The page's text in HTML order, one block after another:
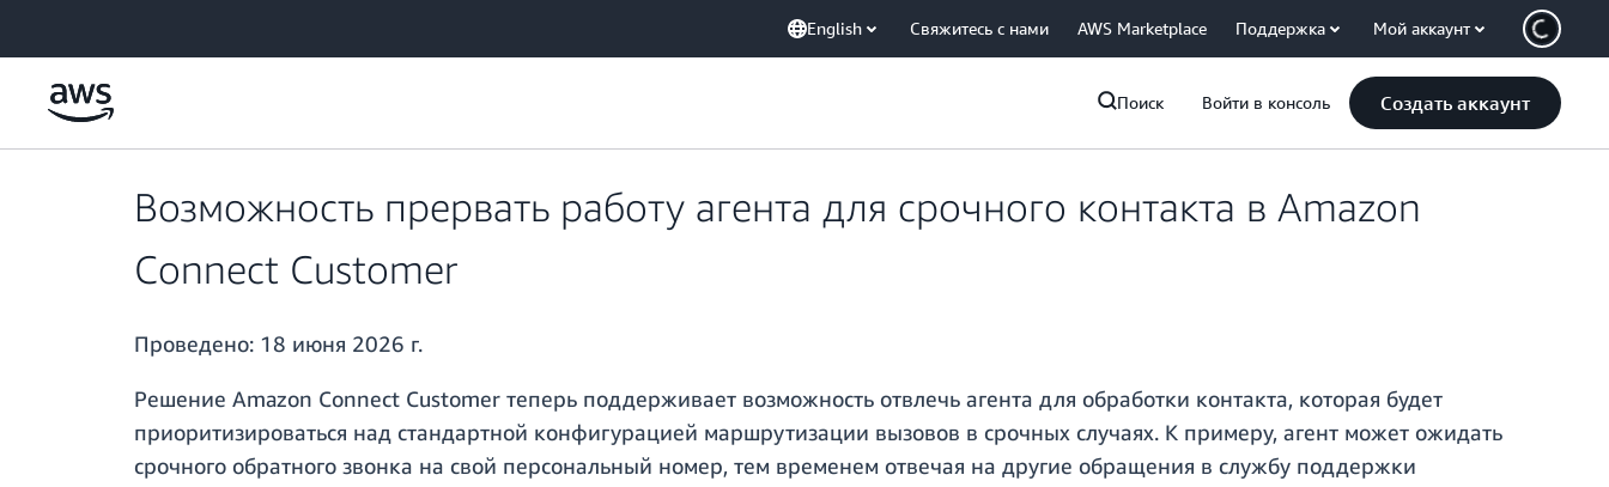
English Свяжитесь с нами AWS Marketplace Поддержка Мой аккаунт
Поиск Войти в консоль Создать аккаунт
Возможность прервать работу агента для срочного контакта в Amazon
Connect Customer
Проведено: 18 июня 2026 г.
Решение Amazon Connect Customer теперь поддерживает возможность отвлечь агента для обработки контакта, которая будет
приоритизироваться над стандартной конфигурацией маршрутизации вызовов в срочных случаях. К примеру, агент может ожидать
срочного обратного звонка на свой персональный номер, тем временем отвечая на другие обращения в службу поддержки